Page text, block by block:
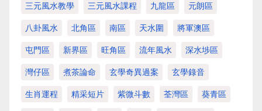
三元風水教學 三元風水課程 九龍區 元朗區
八卦風水 北角區 南區 天水圍 將軍澳區
屯門區 新界區 旺角區 流年風水 深水埗區
灣仔區 煮茶論命 玄學奇異過案 玄學錄音
生肖運程 精采短片 紫微斗數 荃灣區 葵青區